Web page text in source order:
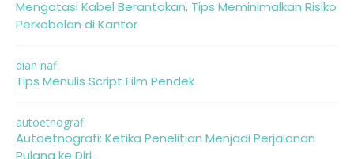
Mengatasi Kabel Berantakan, Tips Meminimalkan Risiko
Perkabelan di Kantor
dian nafi
Tips Menulis Script Film Pendek
autoetnografi
Autoetnografi: Ketika Penelitian Menjadi Perjalanan
Pulang ke Diri